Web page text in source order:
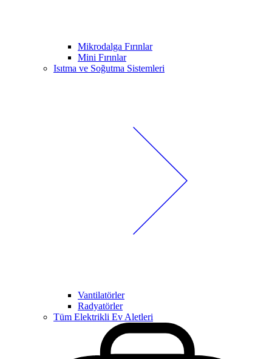
Mikrodalga Fırınlar
Mini Fırınlar
Isıtma ve Soğutma Sistemleri
Vantilatörler
Radyatörler
Tüm Elektrikli Ev Aletleri